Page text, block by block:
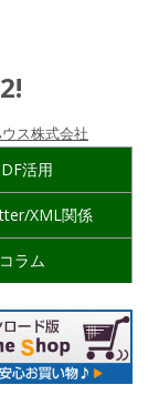
ス株式会社
活用
XML関係
コラム